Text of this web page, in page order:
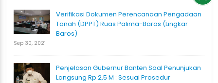
Verifikasi Dokumen Perencanaan Pengadaan
Tanah (DPPT) Ruas Palima-Baros (Lingkar
Baros)
Sep 30, 2021
Penjelasan Gubernur Banten Soal Penunjukan
Langsung Rp 2,5 M : Sesuai Prosedur